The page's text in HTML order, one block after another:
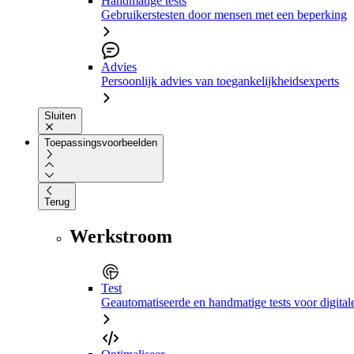
Gebruikerstesten door mensen met een beperking
Advies
Persoonlijk advies van toegankelijkheidsexperts
Sluiten
Toepassingsvoorbeelden
Terug
Werkstroom
Test
Geautomatiseerde en handmatige tests voor